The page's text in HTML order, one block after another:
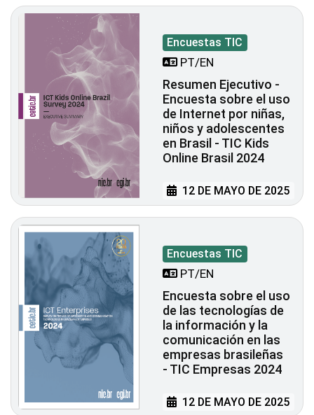
Encuestas TIC
PT/EN
Resumen Ejecutivo -
Encuesta sobre el uso
de Internet por niñas,
niños y adolescentes
en Brasil - TIC Kids
Online Brasil 2024
12 DE MAYO DE 2025
Encuestas TIC
PT/EN
Encuesta sobre el uso
de las tecnologías de
la información y la
comunicación en las
empresas brasileñas
- TIC Empresas 2024
12 DE MAYO DE 2025